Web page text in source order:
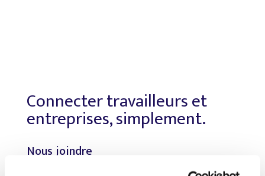
Connecter travailleurs et
entreprises, simplement.
Nous joindre